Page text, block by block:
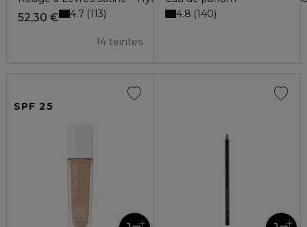
52,30 €
14 teintes
4.7 113
4.8 140
SPF 25